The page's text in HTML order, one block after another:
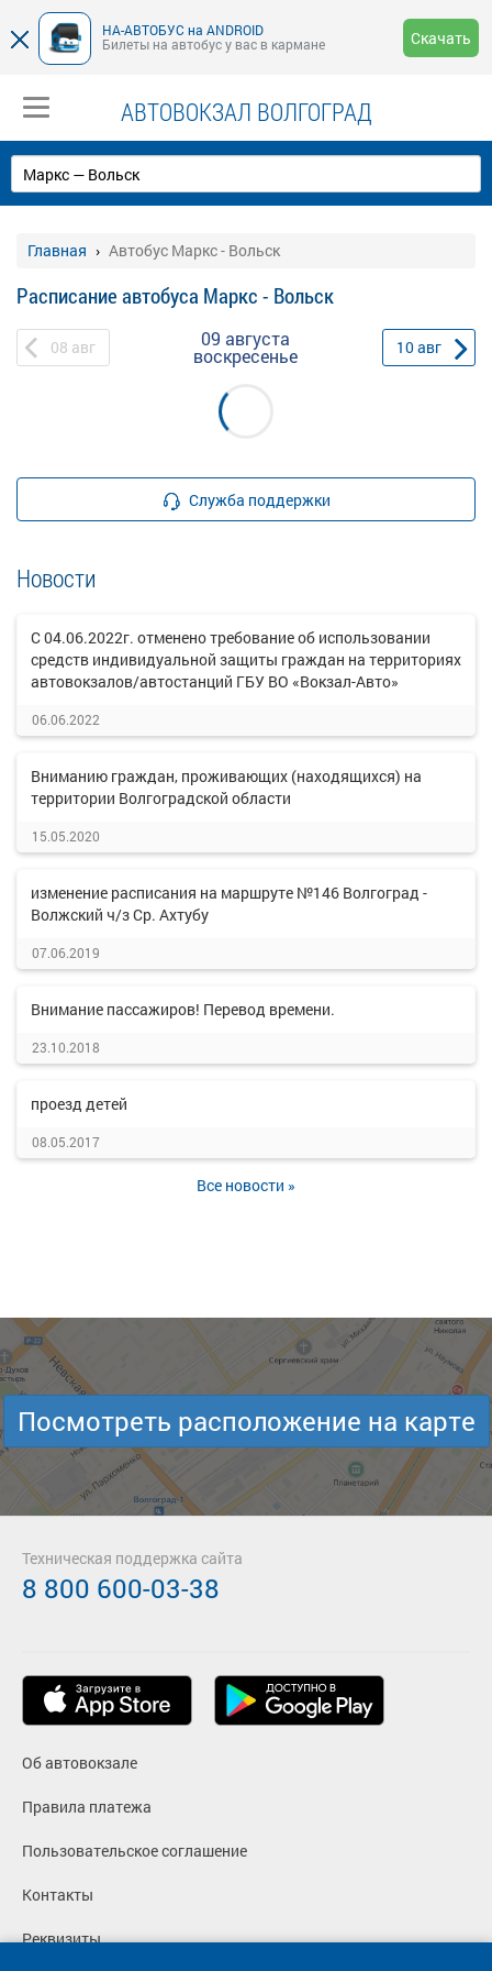
НА-АВТОБУС на ANDROID
Билеты на автобус у вас в кармане
Скачать
АВТОВОКЗАЛ ВОЛГОГРАД
Главная Автобус Маркс - Вольск
Расписание автобуса Маркс - Вольск
08 авг 09 августа
воскресенье 10авг
Служба поддержки
Новости
С 04.06.2022г. отменено требование об использовании
средств индивидуальной защиты граждан на территориях
автовокзалов/автостанций ГБУ ВО «Вокзал-Авто»
06.06.2022
Вниманию граждан, проживающих (находящихся) на
территории Волгоградской области
15.05.2020
изменение расписания на маршруте №146 Волгоград -
Волжский ч/з Ср. Ахтубу
07.06.2019
Внимание пассажиров! Перевод времени.
23.10.2018
проезд детей
08.05.2017
Все новости »
Посмотреть расположение на карте
Об автовокзале
Правила платежа
Пользовательское соглашение
Контакты
Реквизиты
Техническая поддержка сайта
8 800 600-03-38